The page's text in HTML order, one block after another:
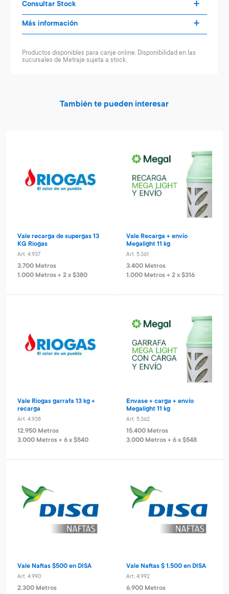
Consultar Stock
Más información
Productos disponibles para canje online. Disponibilidad en las
sucursales de Metraje sujeta a stock.
También te pueden interesar
Vale recarga de supergas 13
KG Riogas
Art. 4.937
3.700 Metros
1.000 Metros + 2 x $380
Vale Recarga + envío
Megalight 11 kg
Art. 5.361
3.400 Metros
1.000 Metros + 2 x $316
Vale Riogas garrafa 13 kg +
recarga
Art. 4.938
12.950 Metros
3.000 Metros + 6 x $540
Envase + carga + envío
Megalight 11 kg
Art. 5.362
15.400 Metros
3.000 Metros + 6 x $548
Vale Naftas $500 en DISA
Art. 4.990
2.300 Metros
Vale Naftas $ 1.500 en DISA
Art. 4.992
6.900 Metros